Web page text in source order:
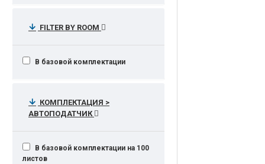
FILTER BY ROOM
В базовой комплектации
КОМПЛЕКТАЦИЯ >
АВТОПОДАТЧИК
В базовой комплектации на 100
листов